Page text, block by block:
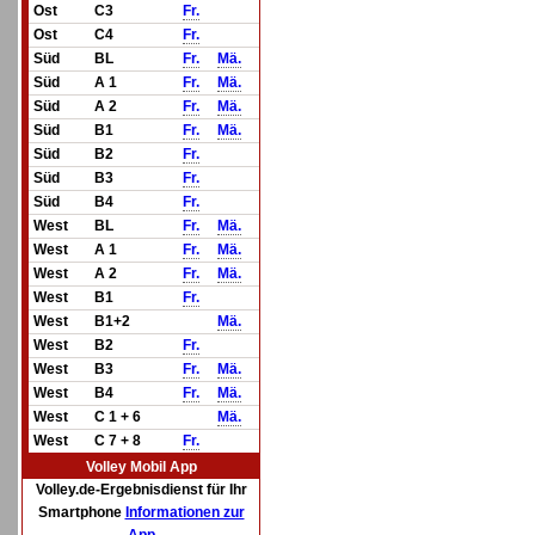
Ost C3
Fr.
Ost
C4
Fr.
Süd
BL Fr.
Mä.
Süd
A 1 Fr.
Mä.
Süd
A 2 Fr.
Mä.
Süd
B1 Fr.
Mä.
Süd
B2
Fr.
Süd
B3
Fr.
Süd
B4
Fr.
West
BL Fr.
Mä.
West
A 1 Fr.
Mä.
West
A 2 Fr.
Mä.
West
B1
Fr.
West
B1+2
Mä.
West
B2
Fr.
West
B3 Fr.
Mä.
West
B4 Fr.
Mä.
West
C 1 + 6
Mä.
West
C 7 + 8
Fr.
Volley Mobil App
Volley.de-Ergebnisdienst für Ihr
Smartphone Informationen zur